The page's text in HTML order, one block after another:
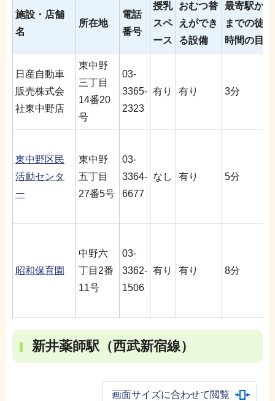
施設・店舗
名
所在地
電話
番号
授乳
スペ
ース
おむつ替
えができ
る設備
最寄駅か
までの徒
時間の目安
日産自動車
販売株式会
社東中野店
東中野
三丁目
14番20
号
03-
3365-
2323
有り 有り 3分
東中野区民
活動センタ
ー
東中野
五丁目
27番5号
03-
3364-
6677
なし 有り 5分
昭和保育園
中野六
丁目2番
11号
03-
3362-
1506
有り 有り 8分
新井薬師駅（西武新宿線）
画面サイズに合わせて閲覧